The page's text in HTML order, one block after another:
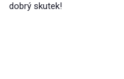
dobrý skutek!